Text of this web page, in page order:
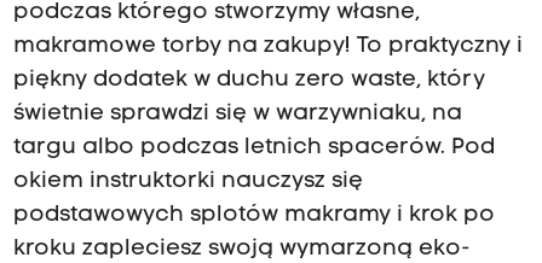
podczas którego stworzymy własne,
makramowe torby na zakupy! To praktyczny i
piękny dodatek w duchu zero waste, który
świetnie sprawdzi się w warzywniaku, na
targu albo podczas letnich spacerów. Pod
okiem instruktorki nauczysz się
podstawowych splotów makramy i krok po
kroku zapleciesz swoją wymarzoną eko-